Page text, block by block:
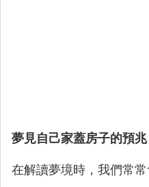
夢見自己家蓋房子的預兆
在解讀夢境時，我們常